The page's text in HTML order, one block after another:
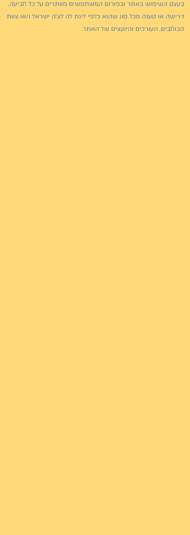
בעצם השימוש באתר ובפורום המשתמשים מוותרים על כל תביעה,
דרישה או טענה מכל סוג שהוא כלפי ליגת לה לצ'ה ישראל ו/או צוות
הכותבים, העורכים והיועצים של האתר.